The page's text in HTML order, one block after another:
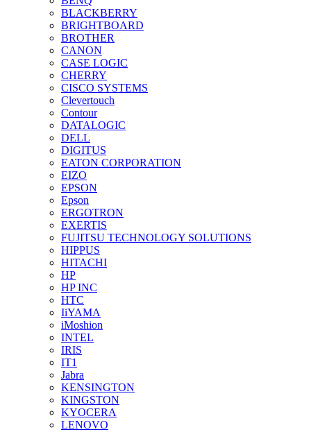
BLACKBERRY
BRIGHTBOARD
BROTHER
CANON
CASE LOGIC
CHERRY
CISCO SYSTEMS
Clevertouch
Contour
DATALOGIC
DELL
DIGITUS
EATON CORPORATION
EIZO
EPSON
Epson
ERGOTRON
EXERTIS
FUJITSU TECHNOLOGY SOLUTIONS
HIPPUS
HITACHI
HP
HP INC
HTC
IiYAMA
iMoshion
INTEL
IRIS
IT1
Jabra
KENSINGTON
KINGSTON
KYOCERA
LENOVO